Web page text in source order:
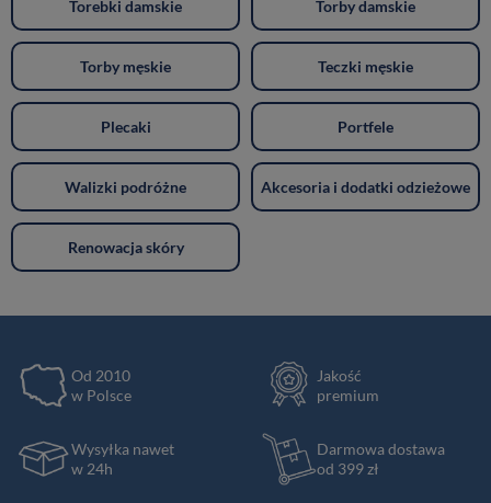
Torebki damskie Torby damskie
Torby męskie Teczki męskie
Plecaki Portfele
Walizki podróżne Akcesoria i dodatki odzieżowe
Renowacja skóry
Od 2010
w Polsce
Jakość
premium
Wysyłka nawet
w 24h
Darmowa dostawa
od 399 zł